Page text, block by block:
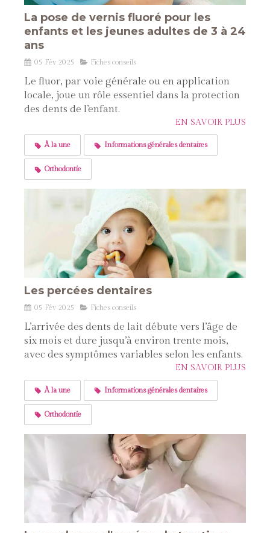
La pose de vernis fluoré pour les
enfants et les jeunes adultes de 3 à 24
ans
05 Fév 2025 Fiches conseils
Le fluor, par voie générale ou en application
locale, joue un rôle essentiel dans la protection
des dents de l’enfant.
EN SAVOIR PLUS
À la une Informations générales dentaires
Orthodontie
Les percées dentaires
05 Fév 2025 Fiches conseils
L’arrivée des dents de lait débute vers l’âge de
six mois et dure jusqu’à environ trente mois,
avec des symptômes variables selon les enfants.
EN SAVOIR PLUS
À la une Informations générales dentaires
Orthodontie